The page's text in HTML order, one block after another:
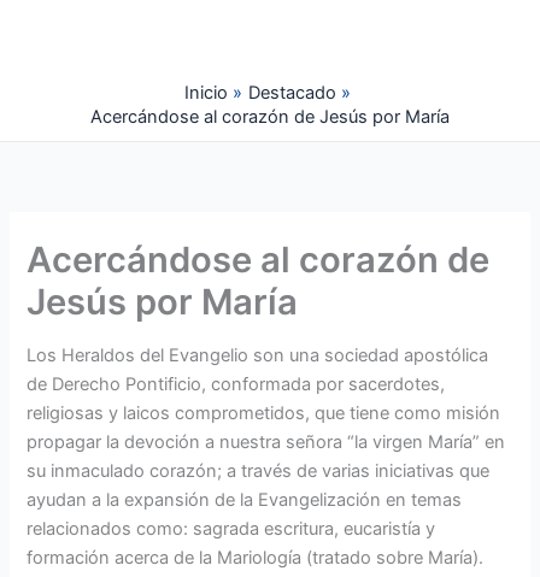
Inicio
Destacado
Acercándose al corazón de Jesús por María
Acercándose al corazón de
Jesús por María
Los Heraldos del Evangelio son una sociedad apostólica
de Derecho Pontificio, conformada por sacerdotes,
religiosas y laicos comprometidos, que tiene como misión
propagar la devoción a nuestra señora “la virgen María” en
su inmaculado corazón; a través de varias iniciativas que
ayudan a la expansión de la Evangelización en temas
relacionados como: sagrada escritura, eucaristía y
formación acerca de la Mariología (tratado sobre María).